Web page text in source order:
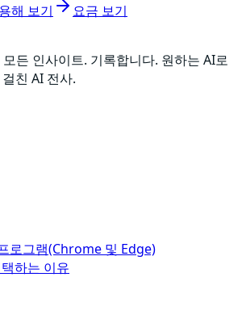
해 보기
요금 보기
든 인사이트. 기록합니다. 원하는 AI로
친 AI 전사.
로그램(Chrome 및 Edge)
하는 이유